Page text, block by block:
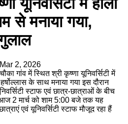
यूनिवर्सिटी में होली
से मनाया गया,
Mar 2, 2026
गांव में स्थित श्री कृष्णा यूनिवर्सिटी में
के साथ मनाया गया इस दौरान
स्टाफ एवं छात्र-छात्राओं के बीच
2 मार्च को शाम 5:00 बजे तक यह
एवं यूनिवर्सिटी स्टाफ मौजूद रहा हैं